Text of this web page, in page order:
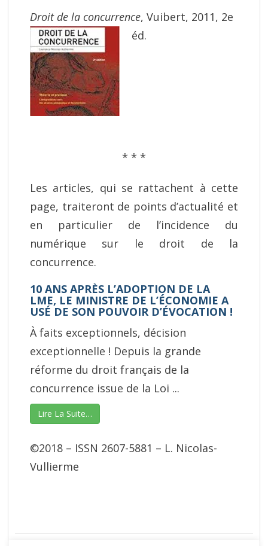
Droit de la concurrence, Vuibert, 2011, 2e
éd.
* * *
Les articles, qui se rattachent à cette
page, traiteront de points d’actualité et
en particulier de l’incidence du
numérique sur le droit de la
concurrence.
10 ANS APRÈS L’ADOPTION DE LA
LME, LE MINISTRE DE L’ÉCONOMIE A
USÉ DE SON POUVOIR D’ÉVOCATION !
À faits exceptionnels, décision
exceptionnelle ! Depuis la grande
réforme du droit français de la
concurrence issue de la Loi ...
Lire La Suite…
©2018 – ISSN 2607-5881 – L. Nicolas-
Vullierme